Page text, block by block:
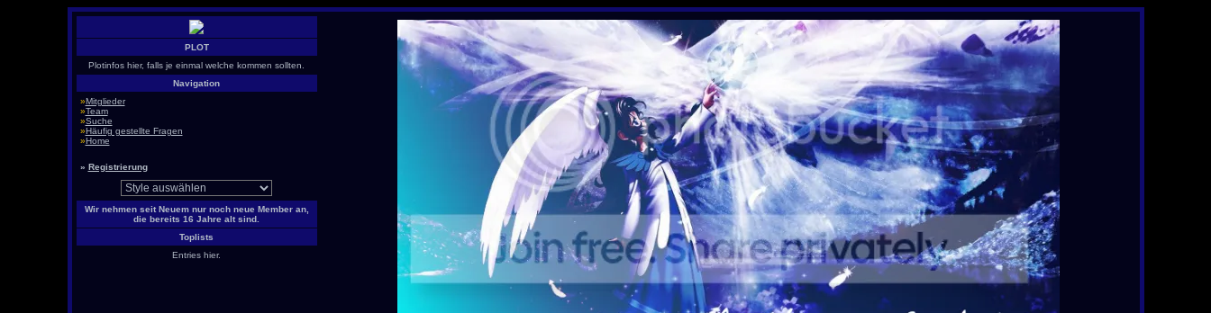
PLOT
Plotinfos hier, falls je einmal welche kommen sollten.
Navigation
»Mitglieder
»Team
»Suche
»Häufig gestellte Fragen
»Home
» Registrierung
Wir nehmen seit Neuem nur noch neue Member an,
die bereits 16 Jahre alt sind.
Toplists
Entries hier.